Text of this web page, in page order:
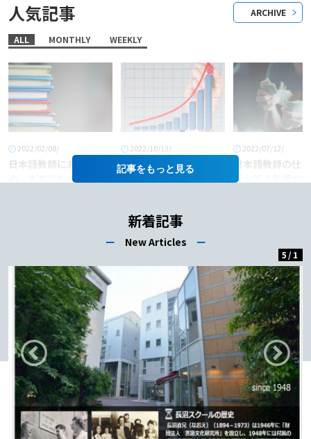
人気記事
ALL MONTHLY WEEKLY
ARCHIVE
2022/02/08/
日本語教師におすすめ
の、まず読むべき本6
2022/10/13/
「日本語教師」という
職業に将来性はある
2022/07/12/
日本語教師の仕
料って？年収や
記事を
新着記事
ー New Articles ー
5 /1